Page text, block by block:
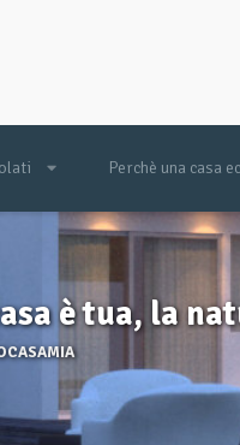
Perchè una casa
è tua, la